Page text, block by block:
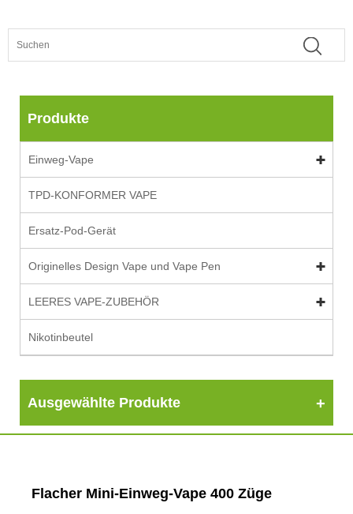
Produkte
Einweg-Vape
TPD-KONFORMER VAPE
Ersatz-Pod-Gerät
Originelles Design Vape und Vape Pen
LEERES VAPE-ZUBEHÖR
Nikotinbeutel
Ausgewählte Produkte
Flacher Mini-Einweg-Vape 400 Züge